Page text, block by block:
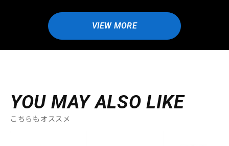
VIEW MORE
YOU MAY ALSO LIKE
こちらもオススメ